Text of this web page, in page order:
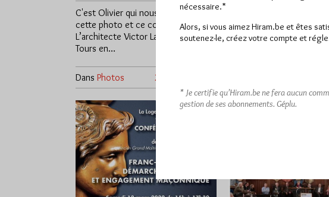
C'est Olivier qui nous a envoyé
cette photo et ce commentaire :
L’architecte Victor Laloux est né à
Tours en…
Dans Photos 2 commentaires
inviter à une Tenue
nécessaire.*
Alors, si vous aimez Hiram.be et êtes
soutenez-le, créez votre compte et
* Je certifie qu’Hiram.be ne fera aucun
gestion de ses abonnements. Géplu.